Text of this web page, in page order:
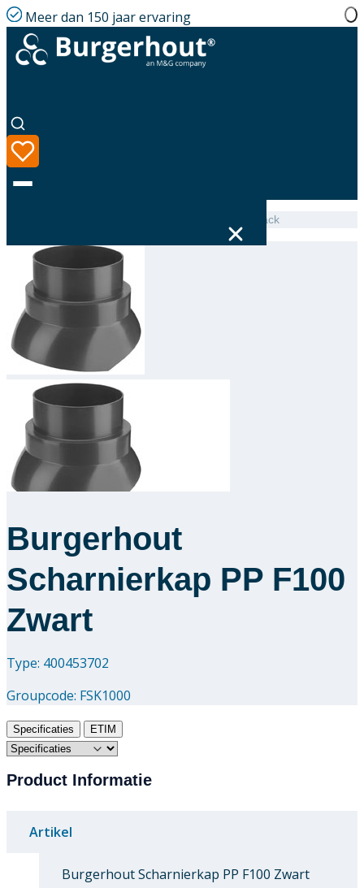
Meer dan 150 jaar ervaring
Taal
Assortiment
Oplossingen
Downloads
Academy
Over ons
Contact
Adjustable collar PP F100 Black
Burgerhout
Scharnierkap PP F100
Zwart
Type: 400453702
Groupcode: FSK1000
Specificaties ETIM
Product Informatie
Artikel
Burgerhout Scharnierkap PP F100 Zwart